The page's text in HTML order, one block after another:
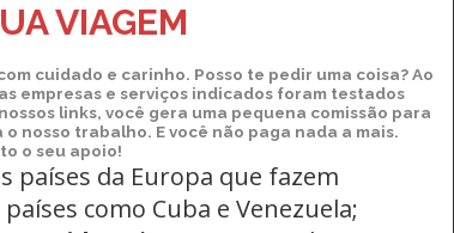
VIAGEM
cuidado e carinho. Posso te pedir uma coisa? Ao
empresas e serviços indicados foram testados
links, você gera uma pequena comissão para
nosso trabalho. E você não paga nada a mais.
o seu apoio!
países da Europa que fazem
como Cuba e Venezuela;